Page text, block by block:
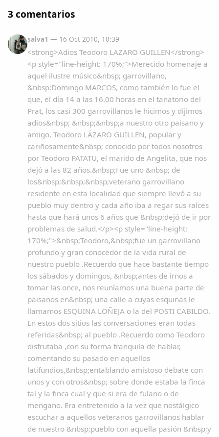
3 comentarios
salva1 — 16 Oct 2010, 10:39
<strong>Adios Teodoro LAZARO GUILLEN</strong>
<p style="line-height: 170%;">Merecido homenaje a
aquel ilustre músico&nbsp; garrovillano,
&nbsp;Domingo MARCOS, como también lo fue el
que, el día 14 a las 16.00 horas en el tanatorio del
Prat, los casi 300 garrovillanos le hicimos y dijimos
adios&nbsp; &nbsp;&nbsp;a nuestro otro paisano y
amigo, Teodoro LÁZARO GUILLEN, popular y
cariñosamente&nbsp; conocido por todos nosotros
por Teodoro PATATU, el marido de Angelita, que nos
dejó a las 82 años.&nbsp;Fue uno &nbsp; de
los&nbsp;&nbsp;&nbsp;veterano garrovillano
residente en esta localidad que siempre llevó a su
pueblo muy dentro y cada año iba a regar sus raíces
hasta que hará unos 6 años que &nbsp;dejó de ir por
problemas de salud.</p><p style="line-height:
170%;">&nbsp;Teodoro,&nbsp;fue un garrovillano
profundo y gran conocedor de la vida rural de
nuestro pueblo .Recuerdo que hace bastante tiempo
los sábados y domingos, &nbsp;antes de irnos a
tomar las once, nos reuníamos una buena parte de
paisanos en&nbsp; una calle a cuyas esquinas le
llamamos ESQUINA LOÑEJA o la del POSTI CABILDO.
En estos dos sitios las conversaciones eran todas
referidas&nbsp; al pueblo .Recuerdo como Teodoro
disfrutaba ,con su forma tranquila de hablar,
comentando su pasado en aquellos
latifundios,&nbsp;entablando amistoso debate con
unos y con otros&nbsp; sobre donde estaba la finca
tal y la finca cual y que si era de fulano o de
mengano. Era entretenido a la vez que nostálgico
escuchar a aquellos veteranos garrovillanos hablar
de nuestro &nbsp;pueblo con aquella pasión &nbsp;y